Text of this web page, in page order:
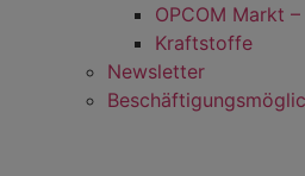
OPCOM Markt –
Kraftstoffe
Newsletter